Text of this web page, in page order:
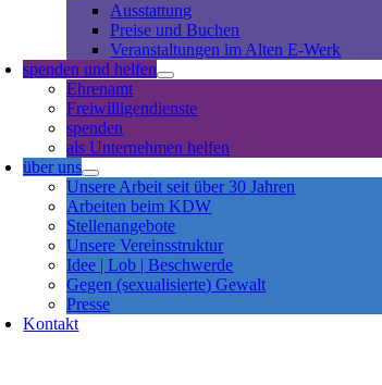
Ausstattung
Preise und Buchen
Veranstaltungen im Alten E-Werk
spenden und helfen
Ehrenamt
Freiwilligendienste
spenden
als Unternehmen helfen
über uns
Unsere Arbeit seit über 30 Jahren
Arbeiten beim KDW
Stellenangebote
Unsere Vereinsstruktur
Idee | Lob | Beschwerde
Gegen (sexualisierte) Gewalt
Presse
Kontakt